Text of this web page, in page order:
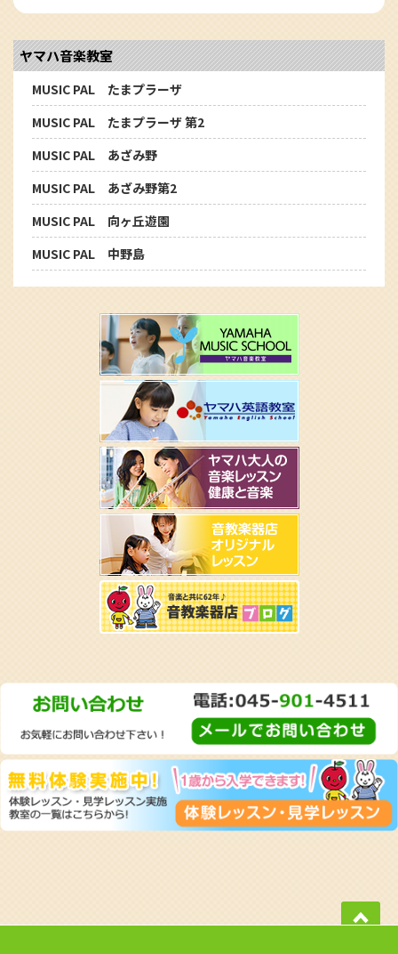
ヤマハ音楽教室
MUSIC PAL たまプラーザ
MUSIC PAL たまプラーザ 第2
MUSIC PAL あざみ野
MUSIC PAL あざみ野第2
MUSIC PAL 向ヶ丘遊園
MUSIC PAL 中野島